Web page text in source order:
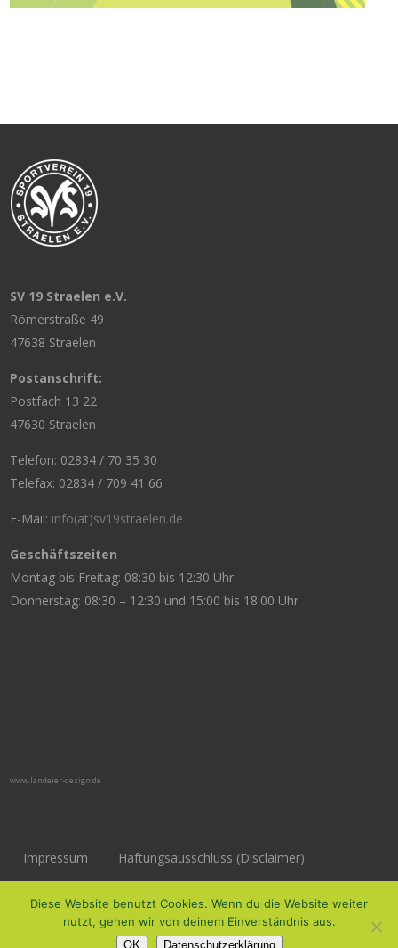
SV 19 Straelen e.V.
Römerstraße 49
47638 Straelen
Postanschrift:
Postfach 13 22
47630 Straelen
Telefon: 02834 / 70 35 30
Telefax: 02834 / 709 41 66
E-Mail: info(at)sv19straelen.de
Geschäftszeiten
Montag bis Freitag: 08:30 bis 12:30 Uhr
Donnerstag: 08:30 – 12:30 und 15:00 bis 18:00 Uhr
www.landeier-design.de
Impressum Haftungsausschluss (Disclaimer)
Datenschutzerklärung
Diese Website benutzt Cookies. Wenn du die Website weiter
nutzt, gehen wir von deinem Einverständnis aus.
OK Datenschutzerklärung